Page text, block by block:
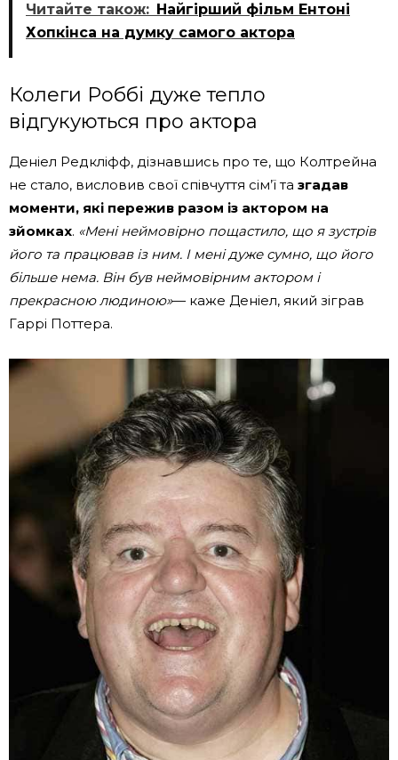
Читайте також: Найгірший фільм Ентоні
Хопкінса на думку самого актора
Колеги Роббі дуже тепло
відгукуються про актора
Деніел Редкліфф, дізнавшись про те, що Колтрейна
не стало, висловив свої співчуття сім’ї та згадав
моменти, які пережив разом із актором на
зйомках. «Мені неймовірно пощастило, що я зустрів
його та працював із ним. І мені дуже сумно, що його
більше нема. Він був неймовірним актором і
прекрасною людиною»— каже Деніел, який зіграв
Гаррі Поттера.